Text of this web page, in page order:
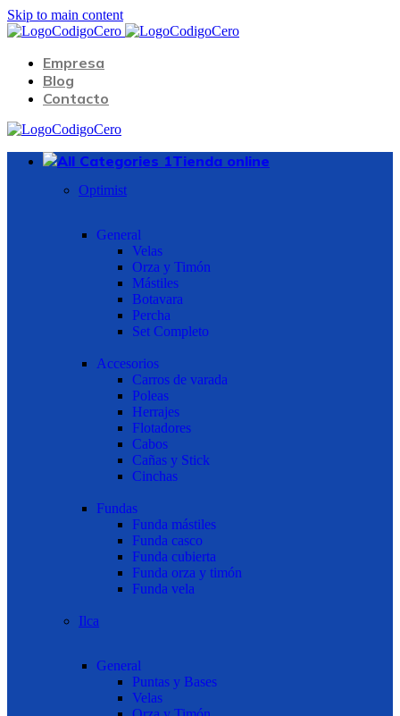
Skip to main content
Empresa
Blog
Contacto
Tienda online
Optimist
General
Velas
Orza y Timón
Mástiles
Botavara
Percha
Set Completo
Accesorios
Carros de varada
Poleas
Herrajes
Flotadores
Cabos
Cañas y Stick
Cinchas
Fundas
Funda mástiles
Funda casco
Funda cubierta
Funda orza y timón
Funda vela
Ilca
General
Puntas y Bases
Velas